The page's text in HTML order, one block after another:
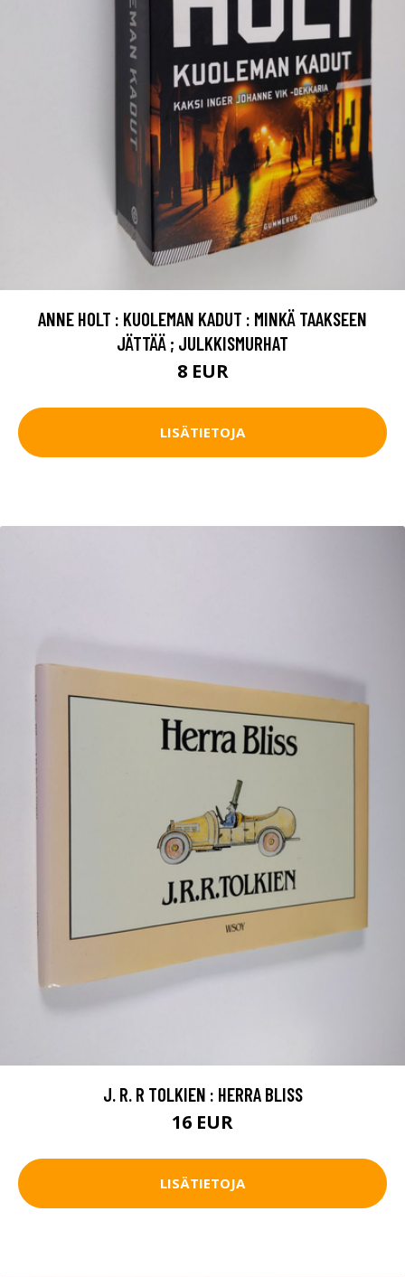
ANNE HOLT : KUOLEMAN KADUT : MINKÄ TAAKSEEN
JÄTTÄÄ ; JULKKISMURHAT
8 EUR
LISÄTIETOJA
J. R. R TOLKIEN : HERRA BLISS
16 EUR
LISÄTIETOJA